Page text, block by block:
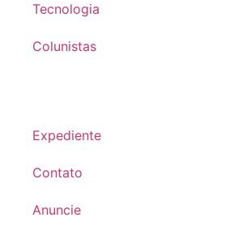
Tecnologia
Colunistas
Expediente
Contato
Anuncie